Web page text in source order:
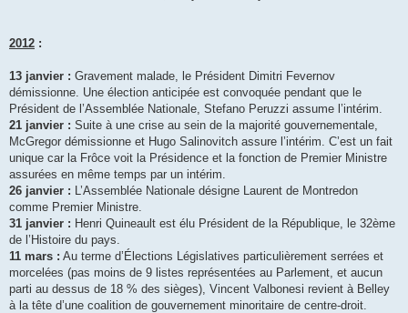
2012 :
13 janvier : Gravement malade, le Président Dimitri Fevernov
démissionne. Une élection anticipée est convoquée pendant que le
Président de l’Assemblée Nationale, Stefano Peruzzi assume l’intérim.
21 janvier : Suite à une crise au sein de la majorité gouvernementale,
McGregor démissionne et Hugo Salinovitch assure l’intérim. C’est un fait
unique car la Frôce voit la Présidence et la fonction de Premier Ministre
assurées en même temps par un intérim.
26 janvier : L’Assemblée Nationale désigne Laurent de Montredon
comme Premier Ministre.
31 janvier : Henri Quineault est élu Président de la République, le 32ème
de l’Histoire du pays.
11 mars : Au terme d’Élections Législatives particulièrement serrées et
morcelées (pas moins de 9 listes représentées au Parlement, et aucun
parti au dessus de 18 % des sièges), Vincent Valbonesi revient à Belley
à la tête d’une coalition de gouvernement minoritaire de centre-droit.